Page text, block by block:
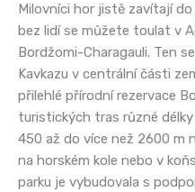
Milovníci hor jistě zavítají
bez lidí se můžete toulat v
Bordžomi-Charagauli. Ten
Kavkazu v centrální části
přilehlé přírodní rezervace
turistických tras různé
450 až do více než 2600 m
na horském kole nebo v
parku je vybudovala s